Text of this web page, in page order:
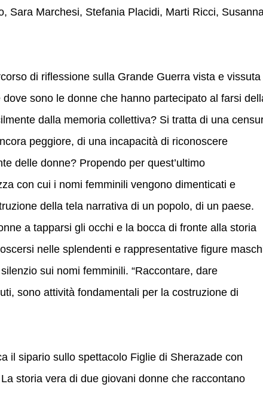
Sara Marchesi, Stefania Placidi, Marti Ricci,
di riflessione sulla Grande Guerra vista e vissuta
sono le donne che hanno partecipato al farsi
dalla memoria collettiva? Si tratta di una
peggiore, di una incapacità di riconoscere
delle donne? Propendo per quest’ultimo
con cui i nomi femminili vengono dimenticati e
della tela narrativa di un popolo, di un paese.
a tapparsi gli occhi e la bocca di fronte alla storia
nelle splendenti e rappresentative figure
sui nomi femminili. “Raccontare, dare
sono attività fondamentali per la costruzione di
il sipario sullo spettacolo Figlie di Sherazade con
storia vera di due giovani donne che raccontano